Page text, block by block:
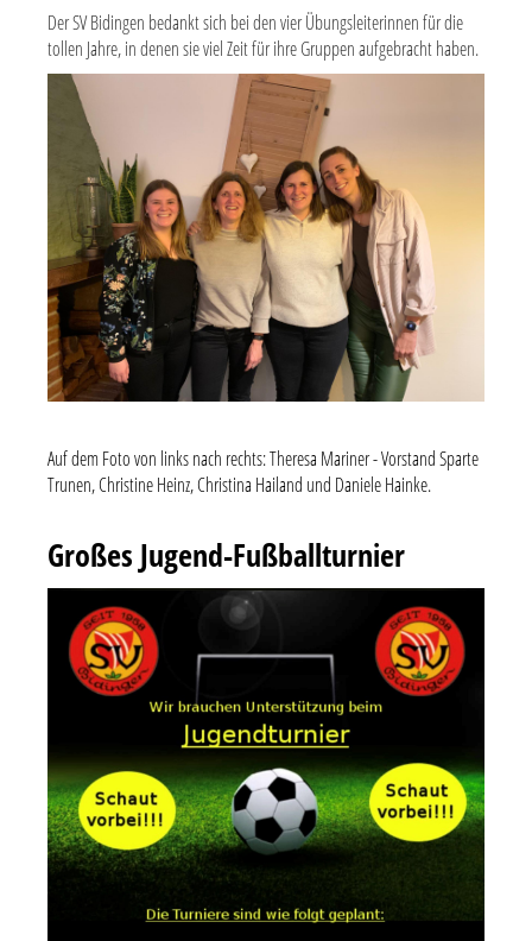
Der SV Bidingen bedankt sich bei den vier Übungsleiterinnen für die
tollen Jahre, in denen sie viel Zeit für ihre Gruppen aufgebracht haben.
Auf dem Foto von links nach rechts: Theresa Mariner - Vorstand Sparte
Trunen, Christine Heinz, Christina Hailand und Daniele Hainke.
Großes Jugend-Fußballturnier